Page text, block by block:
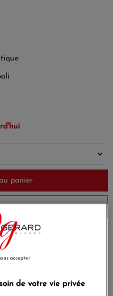
panier
à 10 jours
Payez en 4x ou 10x
de votre vie privée
accepter